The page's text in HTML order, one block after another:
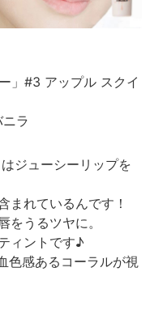
」#3 アップル スクイ
ラ
ジューシーリップを
まれているんです！
をうるツヤに。
ィントです♪
色感あるコーラルが視